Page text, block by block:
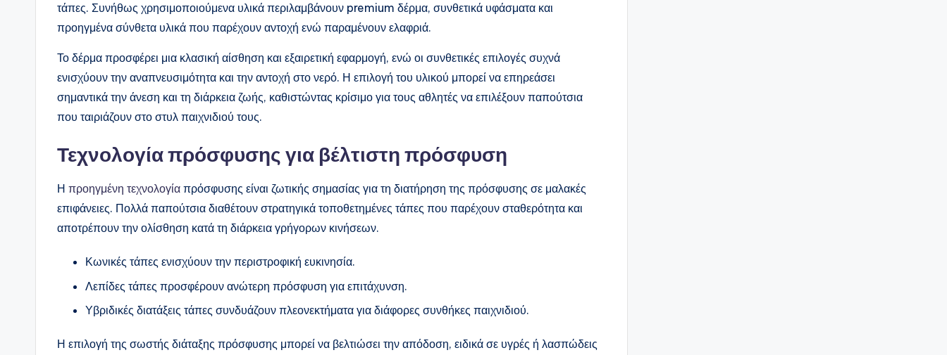
τάπες. Συνήθως χρησιμοποιούμενα υλικά περιλαμβάνουν premium δέρμα, συνθετικά υφάσματα και
προηγμένα σύνθετα υλικά που παρέχουν αντοχή ενώ παραμένουν ελαφριά.
Το δέρμα προσφέρει μια κλασική αίσθηση και εξαιρετική εφαρμογή, ενώ οι συνθετικές επιλογές συχνά
ενισχύουν την αναπνευσιμότητα και την αντοχή στο νερό. Η επιλογή του υλικού μπορεί να επηρεάσει
σημαντικά την άνεση και τη διάρκεια ζωής, καθιστώντας κρίσιμο για τους αθλητές να επιλέξουν παπούτσια
που ταιριάζουν στο στυλ παιχνιδιού τους.
Τεχνολογία πρόσφυσης για βέλτιστη πρόσφυση
Η προηγμένη τεχνολογία πρόσφυσης είναι ζωτικής σημασίας για τη διατήρηση της πρόσφυσης σε μαλακές
επιφάνειες. Πολλά παπούτσια διαθέτουν στρατηγικά τοποθετημένες τάπες που παρέχουν σταθερότητα και
αποτρέπουν την ολίσθηση κατά τη διάρκεια γρήγορων κινήσεων.
Κωνικές τάπες ενισχύουν την περιστροφική ευκινησία.
Λεπίδες τάπες προσφέρουν ανώτερη πρόσφυση για επιτάχυνση.
Υβριδικές διατάξεις τάπες συνδυάζουν πλεονεκτήματα για διάφορες συνθήκες παιχνιδιού.
Η επιλογή της σωστής διάταξης πρόσφυσης μπορεί να βελτιώσει την απόδοση, ειδικά σε υγρές ή λασπώδεις